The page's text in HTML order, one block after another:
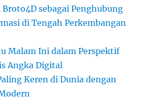
Broto4D sebagai Penghubung
di Tengah Perkembangan
Malam Ini dalam Perspektif
Angka Digital
Keren di Dunia dengan